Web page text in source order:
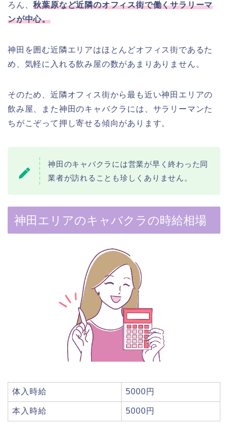
ろん、秋葉原など近隣のオフィス街で働くサラリーマ
ンが中心。
神田を囲む近隣エリアはほとんどオフィス街であるた
め、気軽に入れる飲み屋の数があまりありません。
そのため、近隣オフィス街から最も近い神田エリアの
飲み屋、また神田のキャバクラには、サラリーマンた
ちがこぞって押し寄せる傾向があります。
神田のキャバクラには営業が早く終わった同
業者が訪れることも珍しくありません。
神田エリアのキャバクラの時給相場
体入時給 5000円
本入時給 5000円